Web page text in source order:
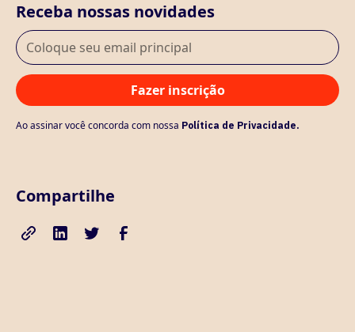
Receba nossas novidades
Ao assinar você concorda com nossa Política de Privacidade.
Compartilhe